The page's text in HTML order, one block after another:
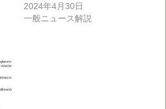
2024年4月30日
一般ニュース解説